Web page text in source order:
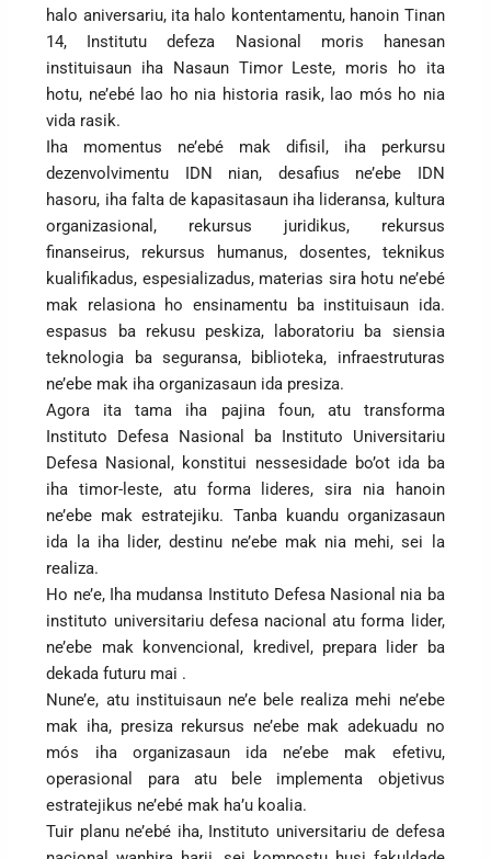
halo aniversariu, ita halo kontentamentu, hanoin Tinan
14, Institutu defeza Nasional moris hanesan
instituisaun iha Nasaun Timor Leste, moris ho ita
hotu, ne’ebé lao ho nia historia rasik, lao mós ho nia
vida rasik.
Iha momentus ne’ebé mak difisil, iha perkursu
dezenvolvimentu IDN nian, desafius ne’ebe IDN
hasoru, iha falta de kapasitasaun iha lideransa, kultura
organizasional, rekursus juridikus, rekursus
finanseirus, rekursus humanus, dosentes, teknikus
kualifikadus, espesializadus, materias sira hotu ne’ebé
mak relasiona ho ensinamentu ba instituisaun ida.
espasus ba rekusu peskiza, laboratoriu ba siensia
teknologia ba seguransa, biblioteka, infraestruturas
ne’ebe mak iha organizasaun ida presiza.
Agora ita tama iha pajina foun, atu transforma
Instituto Defesa Nasional ba Instituto Universitariu
Defesa Nasional, konstitui nessesidade bo’ot ida ba
iha timor-leste, atu forma lideres, sira nia hanoin
ne’ebe mak estratejiku. Tanba kuandu organizasaun
ida la iha lider, destinu ne’ebe mak nia mehi, sei la
realiza.
Ho ne’e, Iha mudansa Instituto Defesa Nasional nia ba
instituto universitariu defesa nacional atu forma lider,
ne’ebe mak konvencional, kredivel, prepara lider ba
dekada futuru mai .
Nune’e, atu instituisaun ne’e bele realiza mehi ne’ebe
mak iha, presiza rekursus ne’ebe mak adekuadu no
mós iha organizasaun ida ne’ebe mak efetivu,
operasional para atu bele implementa objetivus
estratejikus ne’ebé mak ha’u koalia.
Tuir planu ne’ebé iha, Instituto universitariu de defesa